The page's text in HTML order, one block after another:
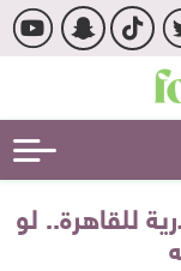
للقاهرة.. لو